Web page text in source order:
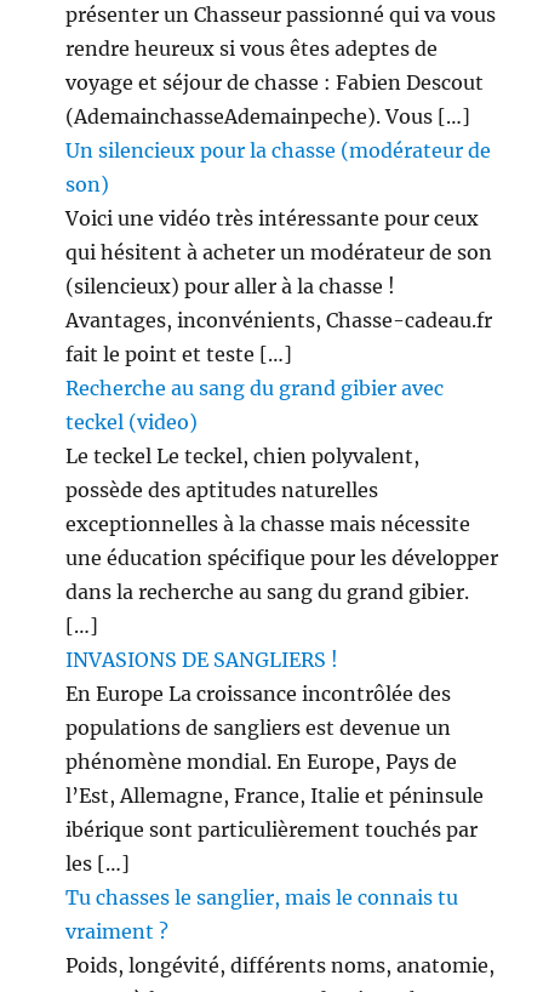
présenter un Chasseur passionné qui va vous
rendre heureux si vous êtes adeptes de
voyage et séjour de chasse : Fabien Descout
(AdemainchasseAdemainpeche). Vous […]
Un silencieux pour la chasse (modérateur de
son)
Voici une vidéo très intéressante pour ceux
qui hésitent à acheter un modérateur de son
(silencieux) pour aller à la chasse !
Avantages, inconvénients, Chasse-cadeau.fr
fait le point et teste […]
Recherche au sang du grand gibier avec
teckel (video)
Le teckel Le teckel, chien polyvalent,
possède des aptitudes naturelles
exceptionnelles à la chasse mais nécessite
une éducation spécifique pour les développer
dans la recherche au sang du grand gibier.
[…]
INVASIONS DE SANGLIERS !
En Europe La croissance incontrôlée des
populations de sangliers est devenue un
phénomène mondial. En Europe, Pays de
l’Est, Allemagne, France, Italie et péninsule
ibérique sont particulièrement touchés par
les […]
Tu chasses le sanglier, mais le connais tu
vraiment ?
Poids, longévité, différents noms, anatomie,